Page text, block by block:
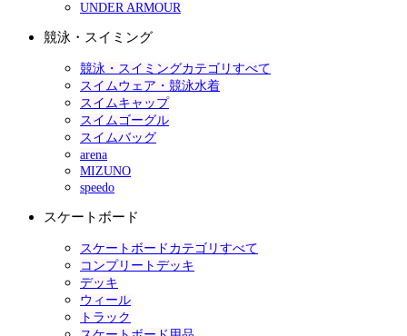
UNDER ARMOUR
競泳・スイミング
競泳・スイミングカテゴリすべて
スイムウェア・競泳水着
スイムキャップ
スイムゴーグル
スイムバッグ
arena
MIZUNO
speedo
スケートボード
スケートボードカテゴリすべて
コンプリートデッキ
デッキ
ウィール
トラック